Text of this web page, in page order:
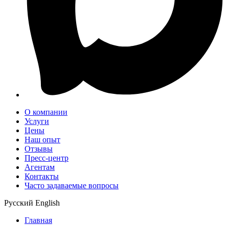
О компании
Услуги
Цены
Наш опыт
Отзывы
Пресс-центр
Агентам
Контакты
Часто задаваемые вопросы
Русский English
Главная